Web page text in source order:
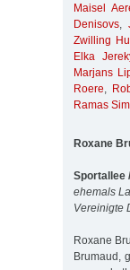
Maisel
Denisovs,
Zwilling
Elka
Marjans
Roere,
Ramas
Roxane
Sportallee
ehemals
Vereinigte
Roxane
Brumaud,